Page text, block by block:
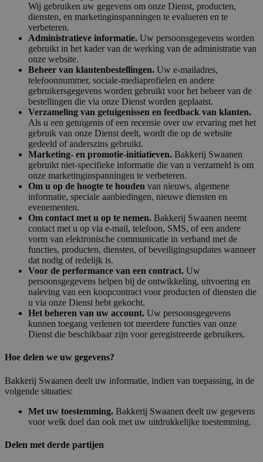
Wij gebruiken uw gegevens om onze Dienst, producten,
diensten, en marketinginspanningen te evalueren en te
verbeteren.
Administratieve informatie. Uw persoonsgegevens worden
gebruikt in het kader van de werking van de administratie van
onze website.
Beheer van klantenbestellingen. Uw e-mailadres,
telefoonnummer, sociale-mediaprofielen en andere
gebruikersgegevens worden gebruikt voor het beheer van de
bestellingen die via onze Dienst worden geplaatst.
Verzameling van getuigenissen en feedback van klanten.
Als u een getuigenis of een recensie over uw ervaring met het
gebruik van onze Dienst deelt, wordt die op de website
gedeeld of anderszins gebruikt.
Marketing- en promotie-initiatieven. Bakkerij Swaanen
gebruikt niet-specifieke informatie die van u verzameld is om
onze marketinginspanningen te verbeteren.
Om u op de hoogte te houden van nieuws, algemene
informatie, speciale aanbiedingen, nieuwe diensten en
evenementen.
Om contact met u op te nemen. Bakkerij Swaanen neemt
contact met u op via e-mail, telefoon, SMS, of een andere
vorm van elektronische communicatie in verband met de
functies, producten, diensten, of beveiligingsupdates wanneer
dat nodig of redelijk is.
Voor de performance van een contract. Uw
persoonsgegevens helpen bij de ontwikkeling, uitvoering en
naleving van een koopcontract voor producten of diensten die
u via onze Dienst hebt gekocht.
Het beheren van uw account. Uw persoonsgegevens
kunnen toegang verlenen tot meerdere functies van onze
Dienst die beschikbaar zijn voor geregistreerde gebruikers.
Hoe delen we uw gegevens?
Bakkerij Swaanen deelt uw informatie, indien van toepassing, in de
volgende situaties:
Met uw toestemming. Bakkerij Swaanen deelt uw gegevens
voor welk doel dan ook met uw uitdrukkelijke toestemming.
Delen met derde partijen